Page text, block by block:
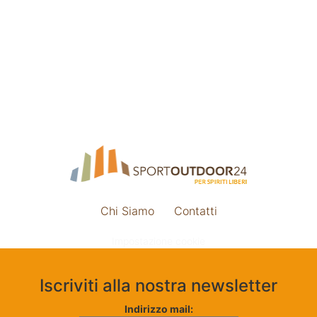
Chi Siamo Contatti
Iscriviti alla nostra newsletter
Indirizzo mail: